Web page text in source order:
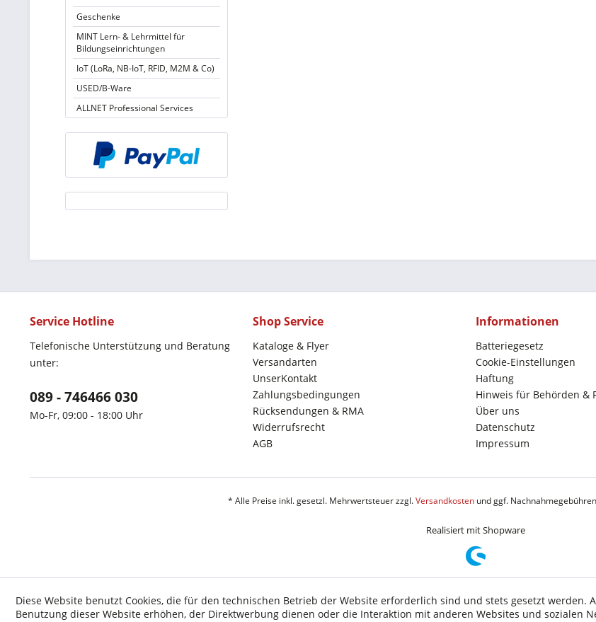
Geschenke
MINT Lern- & Lehrmittel für
Bildungseinrichtungen
IoT (LoRa, NB-IoT, RFID, M2M & Co)
USED/B-Ware
ALLNET Professional Services
Service Hotline
Telefonische Unterstützung und Beratung
unter:
089 - 746466 030
Mo-Fr, 09:00 - 18:00 Uhr
Shop Service
Kataloge & Flyer
Versandarten
UnserKontakt
Zahlungsbedingungen
Rücksendungen & RMA
Widerrufsrecht
AGB
Informationen
Batteriegesetz
Cookie-Einstellungen
Haftung
Hinweis für Behörden &
Über uns
Datenschutz
Impressum
* Alle Preise inkl. gesetzl. Mehrwertsteuer zzgl.Versandkostenund ggf.
Realisiert mit Shopware
Diese Website benutzt Cookies, die für den technischen Betrieb der Website erforderlich sind und stets gesetzt werden.
Benutzung dieser Website erhöhen, der Direktwerbung dienen oder die Interaktion mit anderen Websites und sozialen